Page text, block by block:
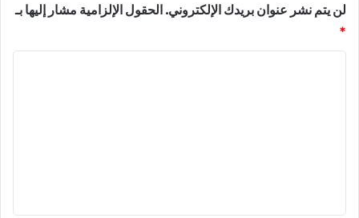
لن يتم نشر عنوان بريدك الإلكتروني. الحقول الإلزامية مشار إليها بـ
*